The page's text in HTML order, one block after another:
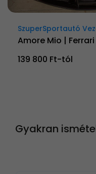
SzuperSportautó
Amore Mio |
139 800 Ft-tól
Gyakran